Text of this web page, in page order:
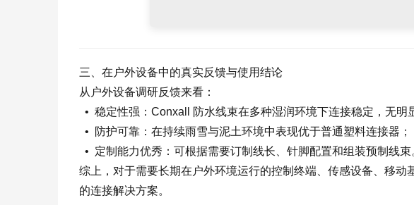
三、在户外设备中的真实反馈与使用结论
从户外设备调研反馈来看：
• 稳定性强：Conxall 防水线束在多种湿润环境下连接稳定，无明
• 防护可靠：在持续雨雪与泥土环境中表现优于普通塑料连接器；
• 定制能力优秀：可根据需要订制线长、针脚配置和组装预制线束
综上，对于需要长期在户外环境运行的控制终端、传感设备、移
的连接解决方案。